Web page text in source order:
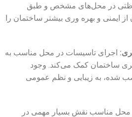
در محل‌های مشخص و طبق
از ایمنی و بهره‌ وری بیشتر ساختمان را
: اجرای تاسیسات در محل مناسب به
ساختمان کمک می‌کند. وجود
شده، به زیبایی و نظم عمومی
محل مناسب نقش بسیار مهمی در